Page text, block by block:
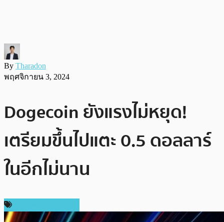
By Tharadon
พฤศจิกายน 3, 2024
Dogecoin ยังแรงไม่หยุด!
เตรียมขึ้นไปแตะ 0.5 ดอลลาร์
ในอีกไม่นาน